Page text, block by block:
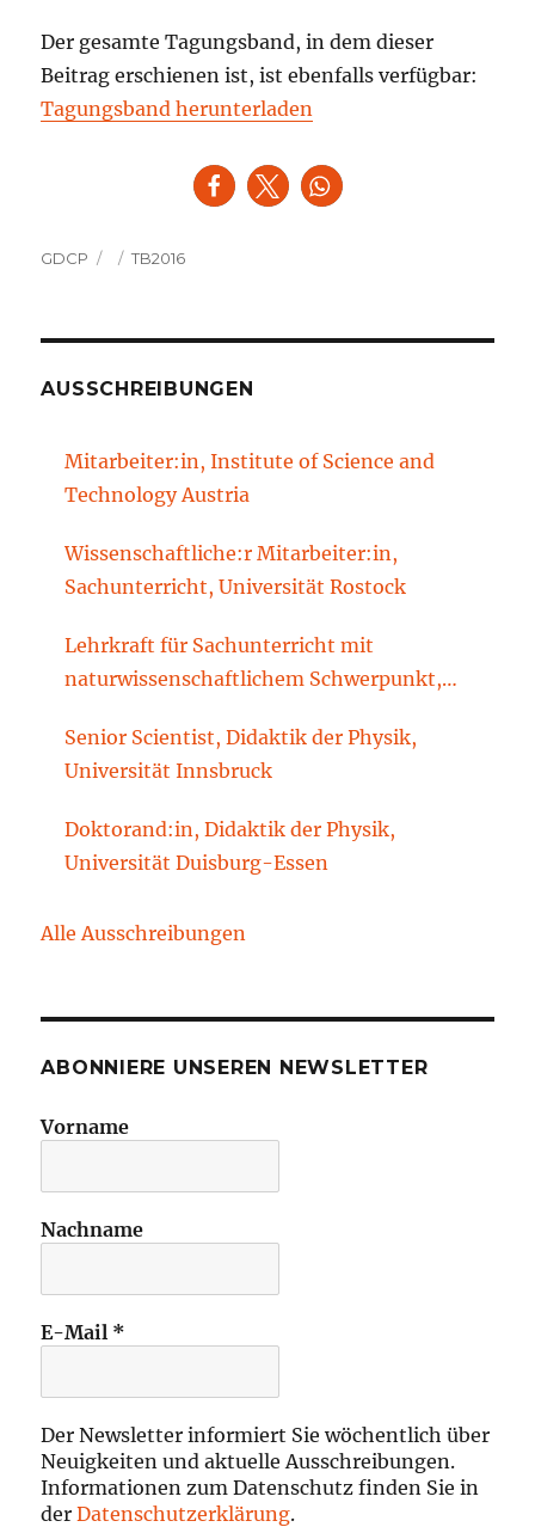
Der gesamte Tagungsband, in dem dieser
Beitrag erschienen ist, ist ebenfalls verfügbar:
Tagungsband herunterladen
Autor
GDCP
Veröffentlicht
Kategorien
TB2016
AUSSCHREIBUNGEN
Mitarbeiter:in, Institute of Science and
Technology Austria
Wissenschaftliche:r Mitarbeiter:in,
Sachunterricht, Universität Rostock
Lehrkraft für Sachunterricht mit
naturwissenschaftlichem Schwerpunkt,
Technische Universität Cottbus-Senftenberg
Senior Scientist, Didaktik der Physik,
Universität Innsbruck
Doktorand:in, Didaktik der Physik,
Universität Duisburg-Essen
Alle Ausschreibungen
ABONNIERE UNSEREN NEWSLETTER
Vorname
Nachname
E-Mail *
Der Newsletter informiert Sie wöchentlich über
Neuigkeiten und aktuelle Ausschreibungen.
Informationen zum Datenschutz finden Sie in
derDatenschutzerklärung.